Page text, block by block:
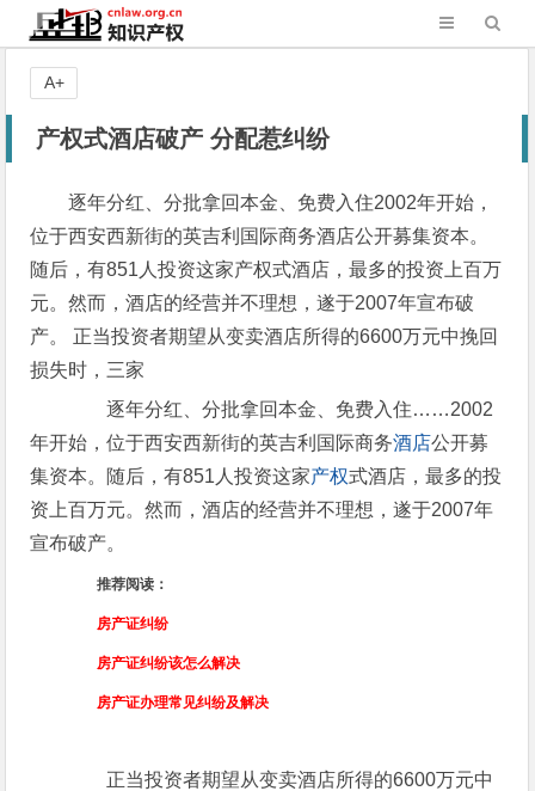
产权式酒店破产 分配惹纠纷
逐年分红、分批拿回本金、免费入住2002年开始，
位于西安西新街的英吉利国际商务酒店公开募集资本。
随后，有851人投资这家产权式酒店，最多的投资上百万
元。然而，酒店的经营并不理想，遂于2007年宣布破
产。 正当投资者期望从变卖酒店所得的6600万元中挽回
损失时，三家
逐年分红、分批拿回本金、免费入住……2002
年开始，位于西安西新街的英吉利国际商务酒店公开募
集资本。随后，有851人投资这家产权式酒店，最多的投
资上百万元。然而，酒店的经营并不理想，遂于2007年
宣布破产。
推荐阅读：
房产证纠纷
房产证纠纷该怎么解决
房产证办理常见纠纷及解决
正当投资者期望从变卖酒店所得的6600万元中
A+